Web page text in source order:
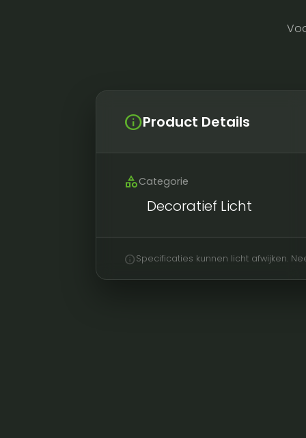
infoProduct Details
categoryCategorie
Decoratief Licht
infoSpecificaties kunnen licht afwijken.